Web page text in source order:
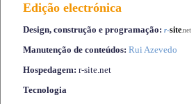
Edição electrónica
Design, construção e programação: r-site.net
Manutenção de conteúdos: Rui Azevedo
Hospedagem: r-site.net
Tecnologia